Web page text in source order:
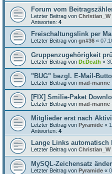
Forum vom
Letzter Beitrag von Christian_W
Antworten: 4
Freischaltungslink per
Letzter Beitrag von gn#36 «
Gruppenzugehörigkeit
Letzter Beitrag von Dr.Death «
"BUG" bezgl. E-Mail-
Letzter Beitrag von mad-manne
[FIX] Smilie-Paket
Letzter Beitrag von mad-manne
Mitglieder erst nach
Letzter Beitrag von Pyramide «
Antworten: 4
Lange Links automatisch
Letzter Beitrag von Christian_W
MySQL-Zeichensatz
Letzter Beitrag von Pyramide «